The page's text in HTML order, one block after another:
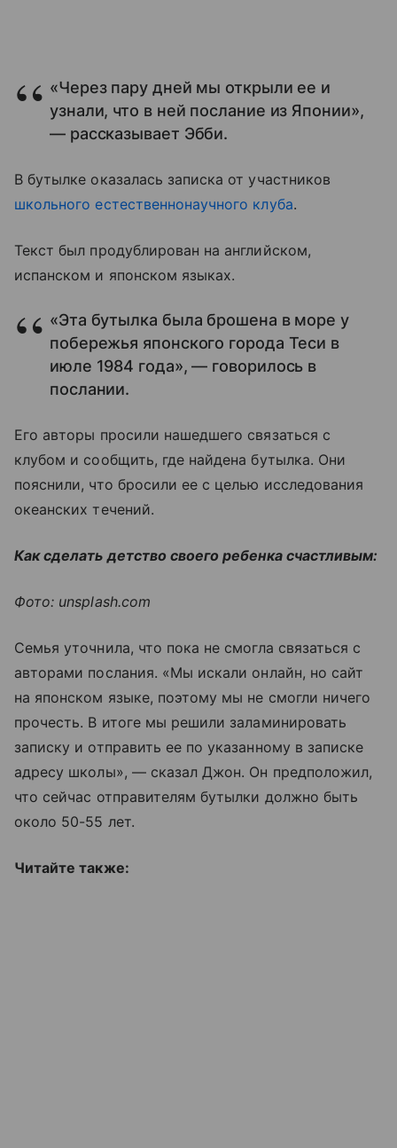
«Через пару дней мы открыли ее и
узнали, что в ней послание из Японии»,
— рассказывает Эбби.
В бутылке оказалась записка от участников
школьного естественнонаучного клуба.
Текст был продублирован на английском,
испанском и японском языках.
«Эта бутылка была брошена в море у
побережья японского города Теси в
июле 1984 года», — говорилось в
послании.
Его авторы просили нашедшего связаться с
клубом и сообщить, где найдена бутылка. Они
пояснили, что бросили ее с целью исследования
океанских течений.
Как сделать детство своего ребенка счастливым:
Фото: unsplash.com
Семья уточнила, что пока не смогла связаться с
авторами послания. «Мы искали онлайн, но сайт
на японском языке, поэтому мы не смогли ничего
прочесть. В итоге мы решили заламинировать
записку и отправить ее по указанному в записке
адресу школы», — сказал Джон. Он предположил,
что сейчас отправителям бутылки должно быть
около 50-55 лет.
Читайте также: